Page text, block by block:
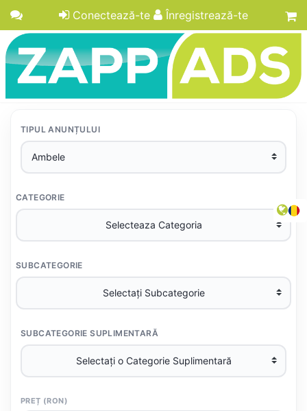
Conectează-te Înregistrează-te
TIPUL ANUNȚULUI
CATEGORIE
SUBCATEGORIE
SUBCATEGORIE SUPLIMENTARĂ
PREȚ (RON)